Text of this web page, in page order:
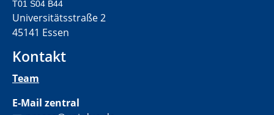
T01 S04 B44
Universitätsstraße 2
45141 Essen
Kontakt
Team
E-Mail zentral